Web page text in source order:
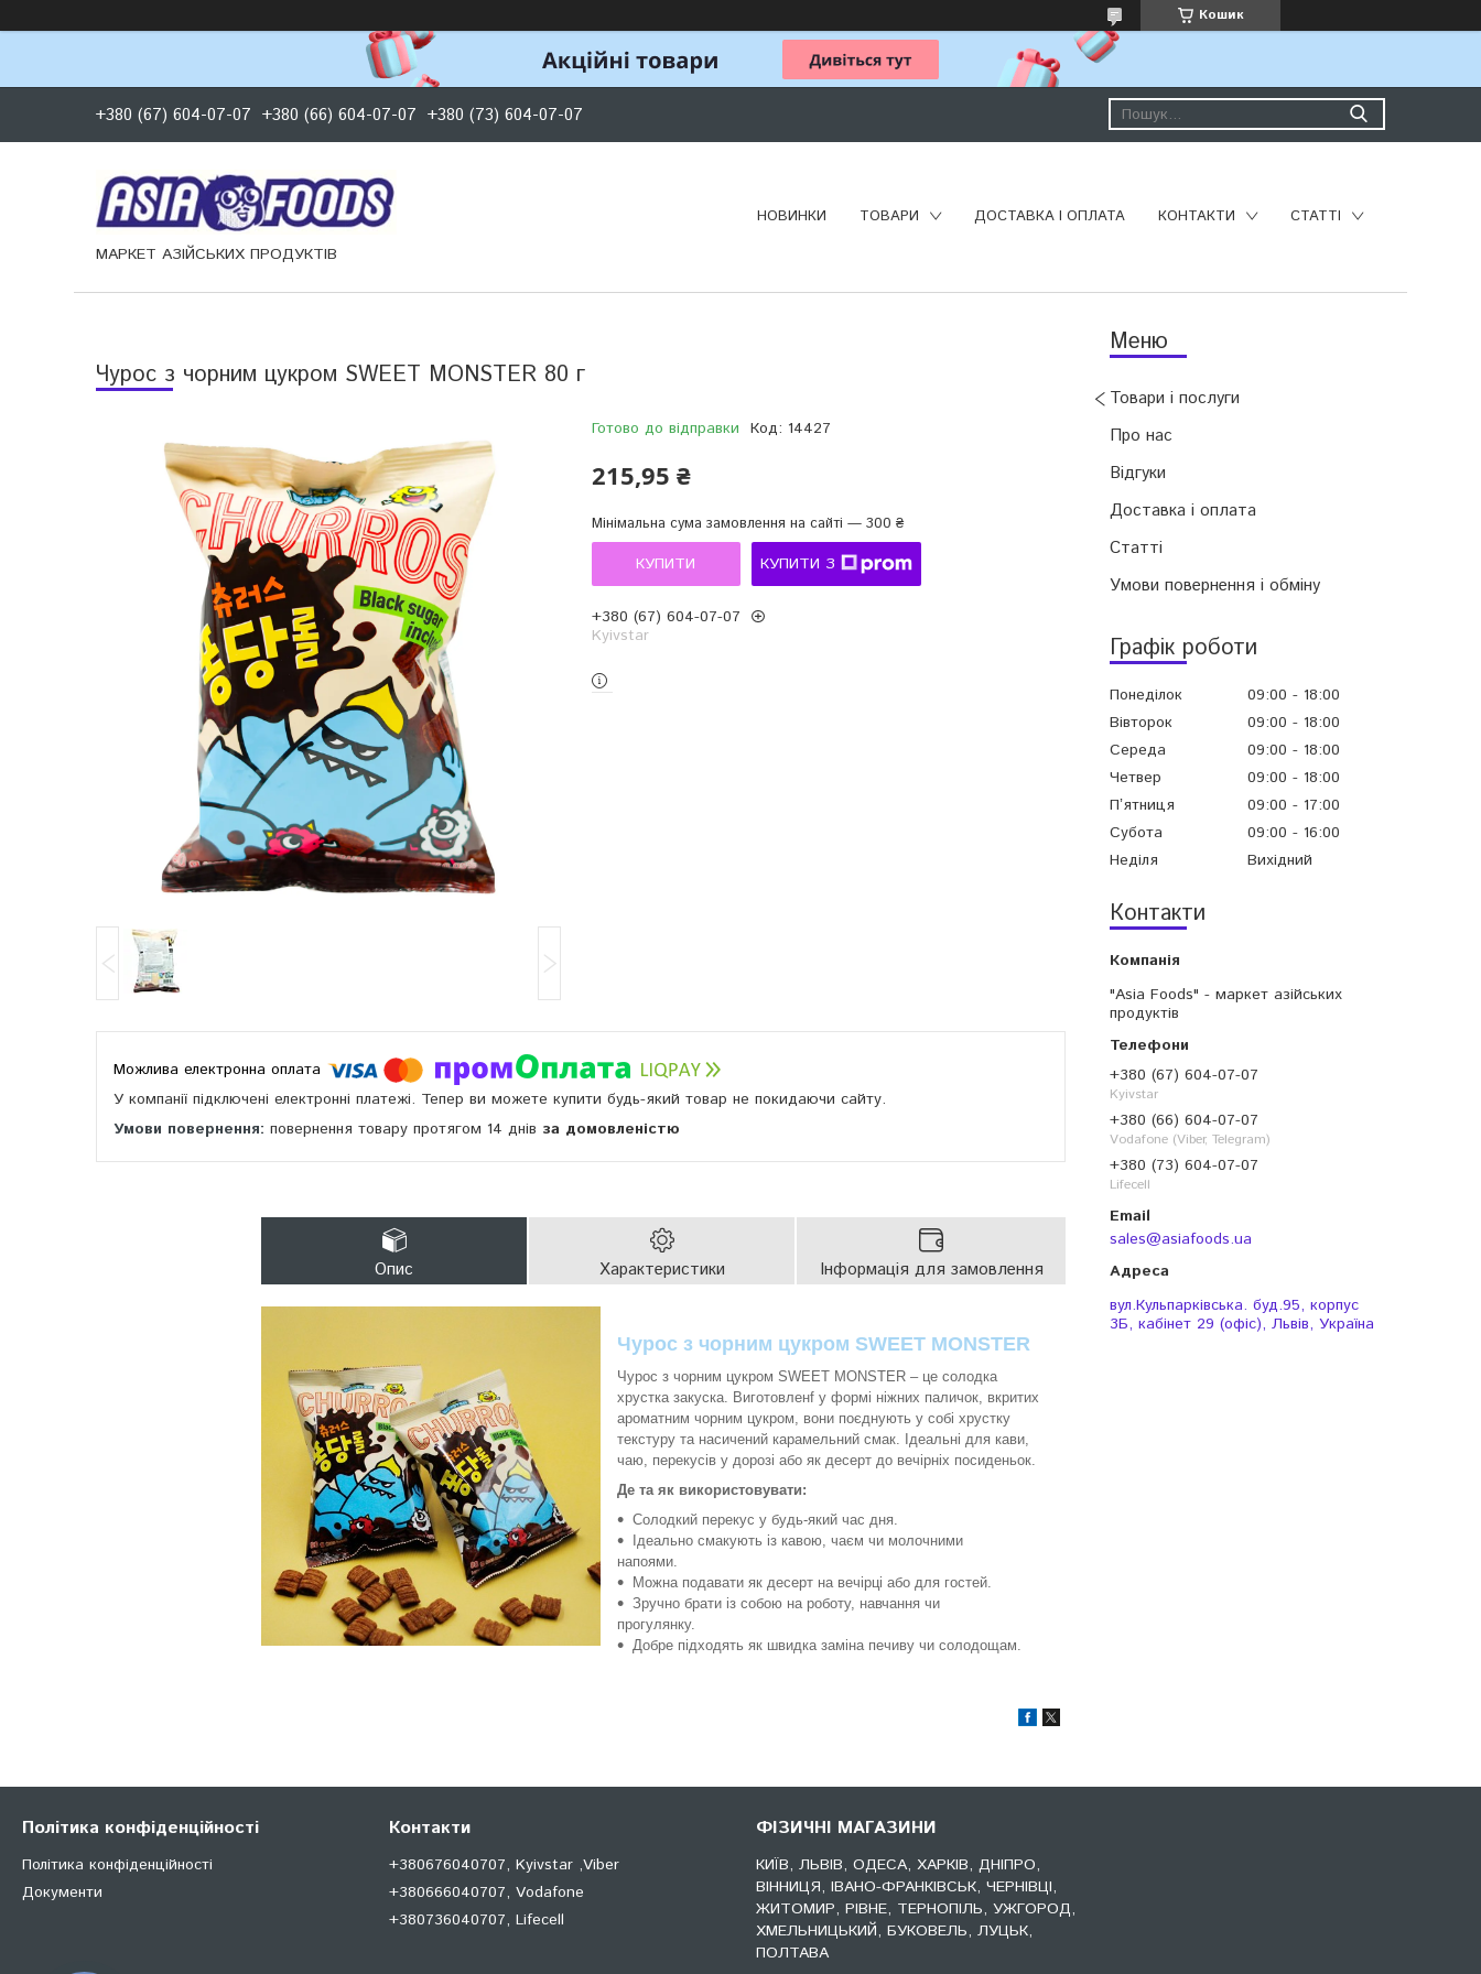
Кошик
+380 (67) 604-07-07 +380 (66) 604-07-07 +380 (73) 604-07-07
МАРКЕТ АЗІЙСЬКИХ ПРОДУКТІВ
НОВИНКИ ТОВАРИ ДОСТАВКА І ОПЛАТА КОНТАКТИ СТАТТІ
Товари і послуги
Про нас
Відгуки
Доставка і оплата
Статті
Умови повернення і обміну
Графік роботи
Понеділок 09:00
18:00
Вівторок
09:00
18:00
Середа
09:00
18:00
Четвер
09:00
18:00
Пʼятниця
09:00
17:00
Субота
09:00
16:00
Неділя
Вихідний
Контакти
"Asia Foods" - маркет азійських
продуктів
+380 (67) 604-07-07
Kyivstar
+380 (66) 604-07-07
Vodafone (Viber, Telegram)
+380 (73) 604-07-07
Lifecell
sales@asiafoods.ua
вул.Кульпарківська. буд.95, корпус
3Б, кабінет 29 (офіс), Львів, Україна
Чурос з чорним цукром SWEET MONSTER 80 г
Готово до відправки Код: 14427
215,95 ₴
Мінімальна сума замовлення на сайті — 300 ₴
КУПИТИ КУПИТИ З
+380 (67) 604-07-07
Kyivstar
У компанії підключені електронні платежі. Тепер ви можете купити будь-який товар не покидаючи сайту.
повернення товару протягом 14 днів за домовленістю
Опис Характеристики Інформація для замовлення
Чурос з чорним цукром SWEET MONSTER
Чурос з чорним цукром SWEET MONSTER – це солодка
хрустка закуска. Виготовленf у формі ніжних паличок, вкритих
ароматним чорним цукром, вони поєднують у собі хрустку
текстуру та насичений карамельний смак. Ідеальні для кави,
чаю, перекусів у дорозі або як десерт до вечірніх посиденьок.
Де та як використовувати:
Солодкий перекус у будь-який час дня.
Ідеально смакують із кавою, чаєм чи молочними
напоями.
Можна подавати як десерт на вечірці або для гостей.
Зручно брати із собою на роботу, навчання чи
прогулянку.
Добре підходять як швидка заміна печиву чи солодощам.
Політика конфіденційності
Політика конфіденційності
Документи
Контакти
+380676040707, Kyivstar ,Viber
+380666040707, Vodafone
+380736040707, Lifecell
ФІЗИЧНІ МАГАЗИНИ
КИЇВ, ЛЬВІВ, ОДЕСА, ХАРКІВ, ДНІПРО,
ВІННИЦЯ, ІВАНО-ФРАНКІВСЬК, ЧЕРНІВЦІ,
ЖИТОМИР, РІВНЕ, ТЕРНОПІЛЬ, УЖГОРОД,
ХМЕЛЬНИЦЬКИЙ, БУКОВЕЛЬ, ЛУЦЬК,
ПОЛТАВА